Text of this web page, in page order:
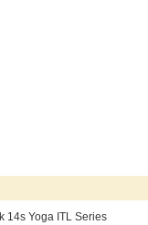
14s Yoga ITL Series